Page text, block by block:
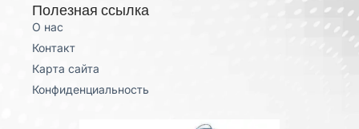
Полезная ссылка
О нас
Контакт
Карта сайта
Конфиденциальность